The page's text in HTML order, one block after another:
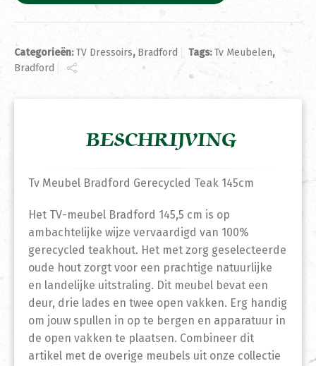
Categorieën:TV Dressoirs, Bradford Tags:Tv Meubelen,
Bradford
BESCHRIJVING
Tv Meubel Bradford Gerecycled Teak 145cm
Het TV-meubel Bradford 145,5 cm is op
ambachtelijke wijze vervaardigd van 100%
gerecycled teakhout. Het met zorg geselecteerde
oude hout zorgt voor een prachtige natuurlijke
en landelijke uitstraling. Dit meubel bevat een
deur, drie lades en twee open vakken. Erg handig
om jouw spullen in op te bergen en apparatuur in
de open vakken te plaatsen. Combineer dit
artikel met de overige meubels uit onze collectie